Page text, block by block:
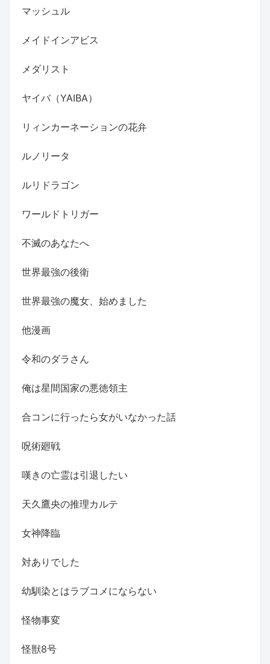
マッシュル
メイドインアビス
メダリスト
ヤイバ（YAIBA）
リィンカーネーションの花弁
ルノリータ
ルリドラゴン
ワールドトリガー
不滅のあなたへ
世界最強の後衛
世界最強の魔女、始めました
他漫画
令和のダラさん
俺は星間国家の悪徳領主
合コンに行ったら女がいなかった話
呪術廻戦
嘆きの亡霊は引退したい
天久鷹央の推理カルテ
女神降臨
対ありでした
幼馴染とはラブコメにならない
怪物事変
怪獣8号